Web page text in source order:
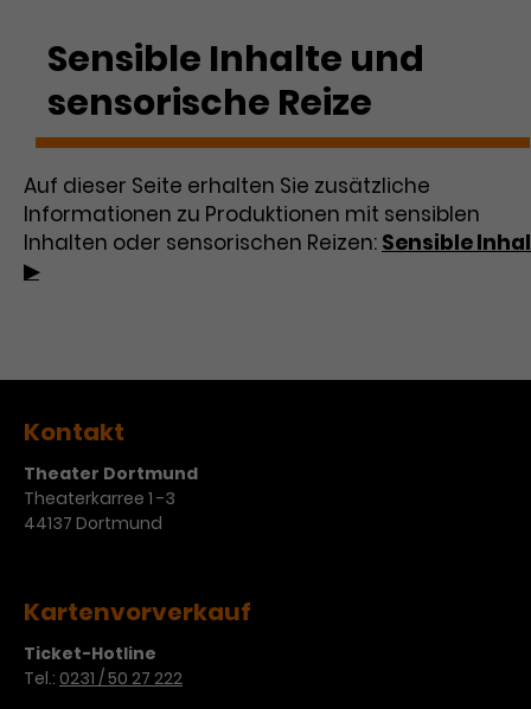
Sensible Inhalte und
sensorische Reize
Auf dieser Seite erhalten Sie zusätzliche
Informationen zu Produktionen mit sensiblen
Inhalten oder sensorischen Reizen: Sensible
▶
Kontakt
Theater Dortmund
Theaterkarree 1 -3
44137 Dortmund
Kartenvorverkauf
Ticket-Hotline
Tel.: 0231 / 50 27 222